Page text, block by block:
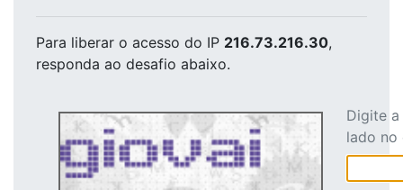
Para liberar o acesso do IP 216.73.216.30,
responda ao desafio abaixo.
Digite
lado no